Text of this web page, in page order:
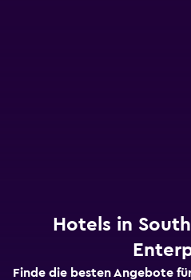
Hotels in
Finde die besten Angebote